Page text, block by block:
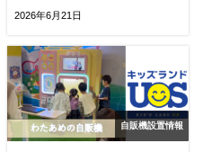
大スポットに漢字アイスが登
2026年6月21日
自販機設置情報